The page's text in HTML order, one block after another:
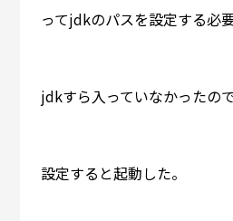
ってjdkのパスを設定する必
jdkすら入っていなかったの
設定すると起動した。